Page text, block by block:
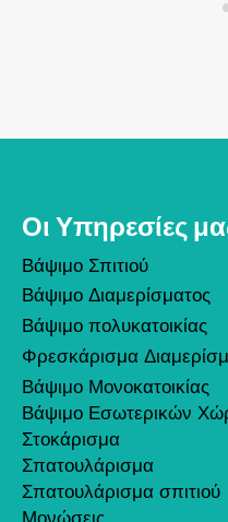
Οι Υπηρεσίες
Βάψιμο Σπιτιού
Βάψιμο Διαμερίσματος
Βάψιμο πολυκατοικίας
Φρεσκάρισμα
Βάψιμο Μονοκατοικίας
Βάψιμο Εσωτερικών
Στοκάρισμα
Σπατουλάρισμα
Σπατουλάρισμα σπιτιού